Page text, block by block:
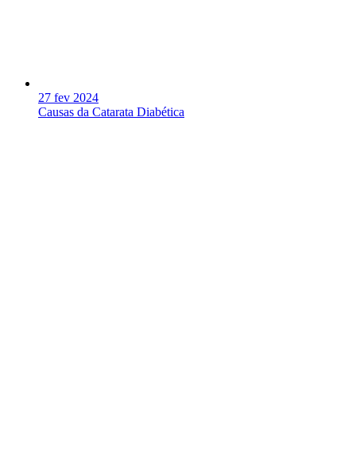
27 fev 2024
Causas da Catarata Diabética